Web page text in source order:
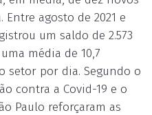
agosto de 2021 e
um saldo de 2.573
média de 10,7
setor por dia. Segundo o
contra a Covid-19 e o
Paulo reforçaram as